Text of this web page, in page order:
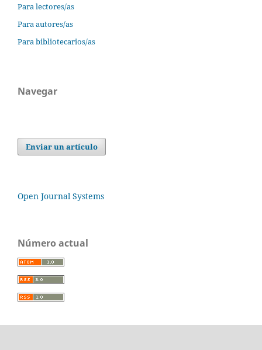
Para lectores/as
Para autores/as
Para bibliotecarios/as
Navegar
Enviar un artículo
Open Journal Systems
Número actual